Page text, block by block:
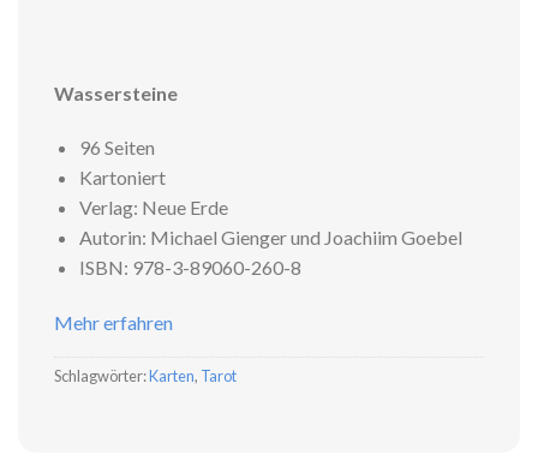
Wassersteine
96 Seiten
Kartoniert
Verlag: Neue Erde
Autorin: Michael Gienger und Joachiim Goebel
ISBN: 978-3-89060-260-8
Mehr erfahren
Schlagwörter:Karten, Tarot